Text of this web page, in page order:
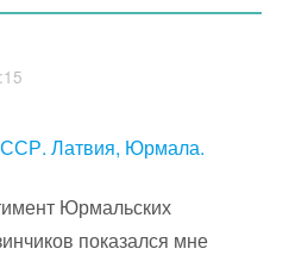
Латвия, Юрмала.
Юрмальских
показался мне